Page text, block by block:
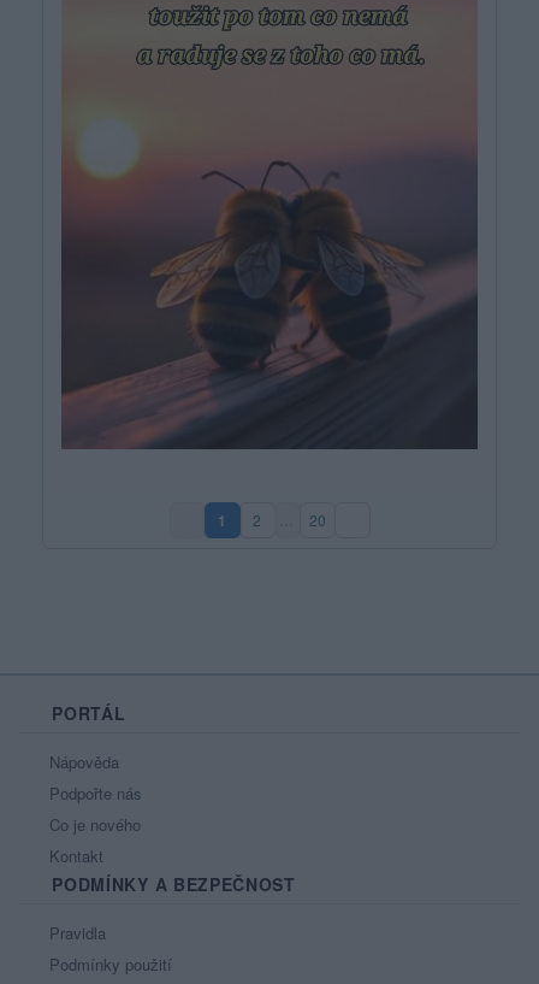
1(aktuální strana)
2 20
PORTÁL
Nápověda
Podpořte nás
Co je nového
Kontakt
PODMÍNKY A BEZPEČNOST
Pravidla
Podmínky použití